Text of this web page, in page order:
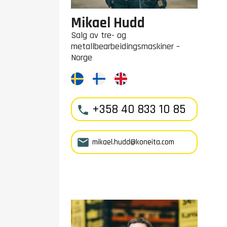
Mikael Hudd
Salg av tre- og
metallbearbeidingsmaskiner –
Norge
 +358 40 833 10 85
 mikael.hudd@koneita.com